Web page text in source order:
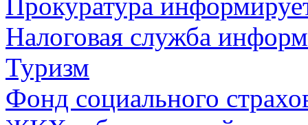
Налоговая служба
Туризм
Фонд социального